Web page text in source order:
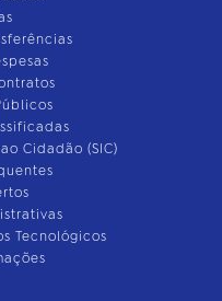
Cidadão (SIC)
Tecnológicos